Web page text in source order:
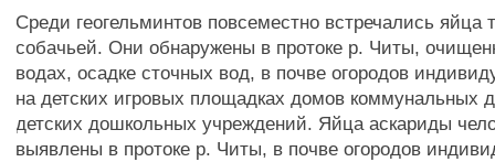
Среди геогельминтов повсеместно встречались яйца
собачьей. Они обнаружены в протоке р. Читы,
водах, осадке сточных вод, в почве огородов
на детских игровых площадках домов коммунальных
детских дошкольных учреждений. Яйца аскариды
выявлены в протоке р. Читы, в почве огородов